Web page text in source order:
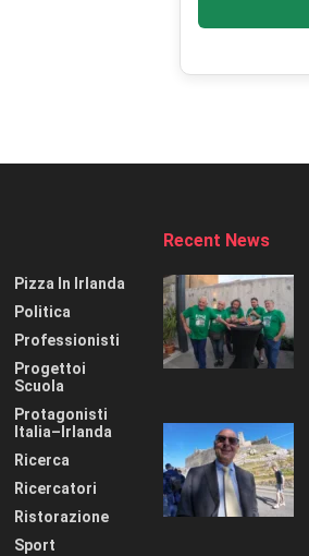
Pizza In Irlanda
Politica
Professionisti
Progettoi
Scuola
Protagonisti
Italia–Irlanda
Ricerca
Ricercatori
Ristorazione
Sport
Recent News